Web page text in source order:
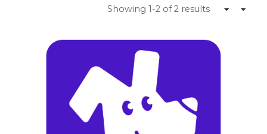
Showing 1-2 of 2 results